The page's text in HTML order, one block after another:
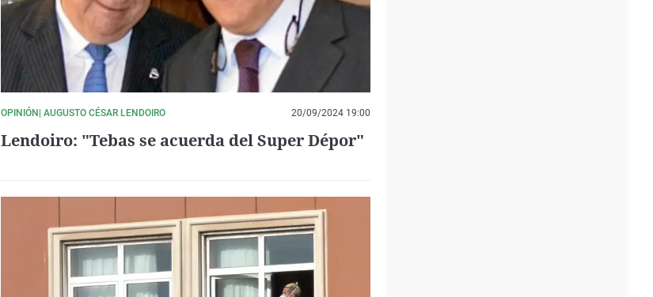
OPINIÓN| AUGUSTO CÉSAR LENDOIRO 20/09/2024 19:00
Lendoiro: "Tebas se acuerda del Super Dépor"